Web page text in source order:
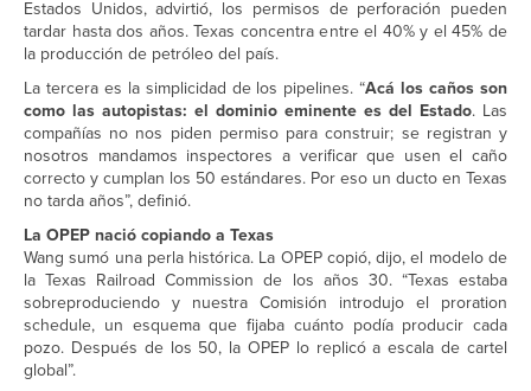
Estados Unidos, advirtió, los permisos de perforación pueden
tardar hasta dos años. Texas concentra entre el 40% y el 45% de
la producción de petróleo del país.
La tercera es la simplicidad de los pipelines. “Acá los caños son
como las autopistas: el dominio eminente es del Estado. Las
compañías no nos piden permiso para construir; se registran y
nosotros mandamos inspectores a verificar que usen el caño
correcto y cumplan los 50 estándares. Por eso un ducto en Texas
no tarda años”, definió.
La OPEP nació copiando a Texas
Wang sumó una perla histórica. La OPEP copió, dijo, el modelo de
la Texas Railroad Commission de los años 30. “Texas estaba
sobreproduciendo y nuestra Comisión introdujo el proration
schedule, un esquema que fijaba cuánto podía producir cada
pozo. Después de los 50, la OPEP lo replicó a escala de cartel
global”.